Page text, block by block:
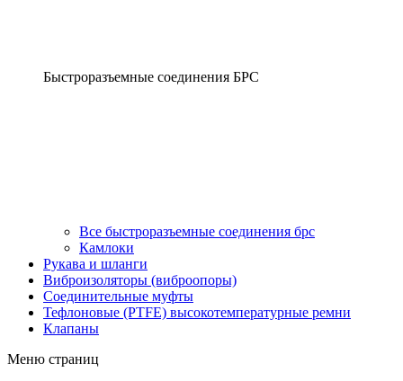
Быстроразъемные соединения БРС
Все быстроразъемные соединения брс
Камлоки
Рукава и шланги
Виброизоляторы (виброопоры)
Соединительные муфты
Тефлоновые (PTFE) высокотемпературные ремни
Клапаны
Меню страниц